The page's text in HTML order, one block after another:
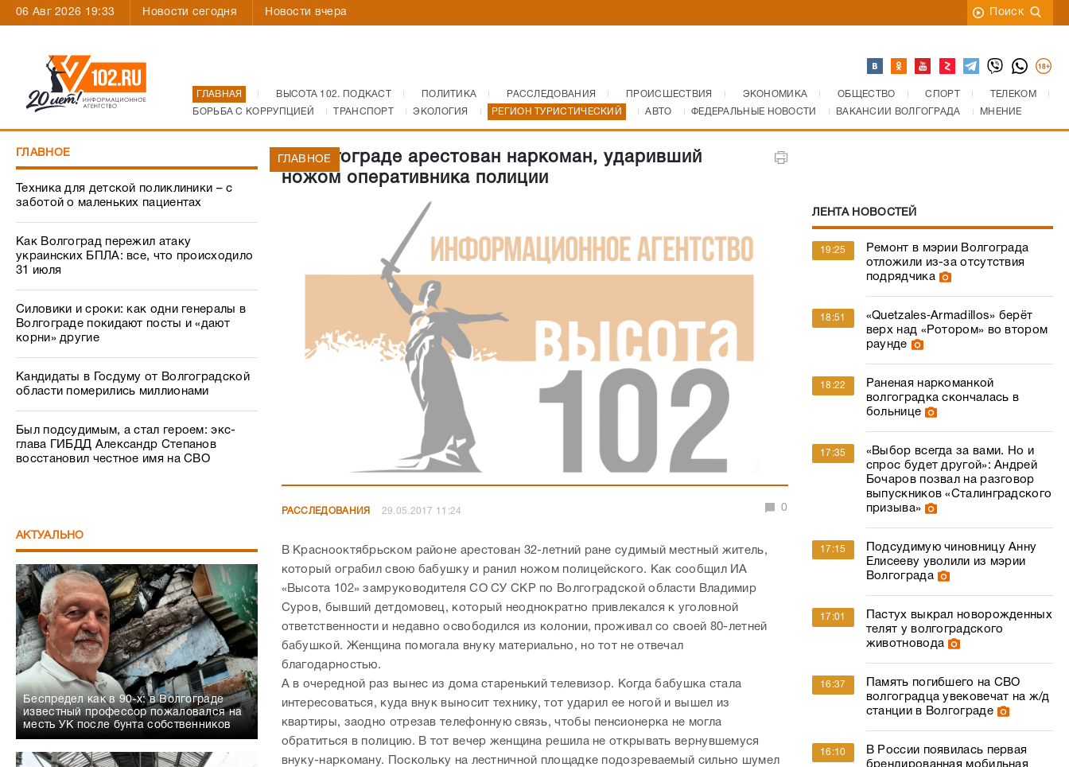
06 Авг 2026 19:33 Новости сегодня Новости вчера Поиск
ГЛАВНАЯ ВЫСОТА 102. ПОДКАСТ ПОЛИТИКА РАССЛЕДОВАНИЯ ПРОИСШЕСТВИЯ ЭКОНОМИКА ОБЩЕСТВО СПОРТ
ТЕЛЕКОМ
БОРЬБА С КОРРУПЦИЕЙ
ТРАНСПОРТ ЭКОЛОГИЯ РЕГИОН ТУРИСТИЧЕСКИЙ АВТО ФЕДЕРАЛЬНЫЕ НОВОСТИ ВАКАНСИИ ВОЛГОГРАДА МНЕНИЕ
ГЛАВНОЕ
Техника для детской поликлиники – с
заботой о маленьких пациентах
Как Волгоград пережил атаку
украинских БПЛА: все, что происходило
31 июля
Силовики и сроки: как одни генералы в
Волгограде покидают посты и «дают
корни» другие
Кандидаты в Госдуму от Волгоградской
области померились миллионами
Был подсудимым, а стал героем: экс-
глава ГИБДД Александр Степанов
восстановил честное имя на СВО
АКТУАЛЬНО
Беспредел как в 90-х: в Волгограде
известный профессор пожаловался на
месть УК после бунта собственников
В Волгограде арестован наркоман, ударивший
ножом оперативника полиции
ГЛАВНОЕ
РАССЛЕДОВАНИЯ 29.05.2017 11:24 0
В Краснооктябрьском районе арестован 32-летний ране судимый местный житель,
который ограбил свою бабушку и ранил ножом полицейского. Как сообщил ИА
«Высота 102» замруководителя СО СУ СКР по Волгоградской области Владимир
Суров, бывший детдомовец, который неоднократно привлекался к уголовной
ответственности и недавно освободился из колонии, проживал со своей 80-летней
бабушкой. Женщина помогала внуку материально, но тот не отвечал
благодарностью.
А в очередной раз вынес из дома старенький телевизор. Когда бабушка стала
интересоваться, куда внук выносит технику, тот ударил ее ногой и вышел из
квартиры, заодно отрезав телефонную связь, чтобы пенсионерка не могла
обратиться в полицию. В тот вечер женщина решила не открывать вернувшемуся
внуку-наркоману. Поскольку на лестничной площадке подозреваемый сильно шумел
ЛЕНТА НОВОСТЕЙ
19:25
Ремонт в мэрии Волгограда
отложили из-за отсутствия
подрядчика
18:51
«Quetzales‑Armadillos» берёт
верх над «Ротором» во втором
раунде
18:22
Раненая наркоманкой
волгоградка скончалась в
больнице
17:35
«Выбор всегда за вами. Но и
спрос будет другой»: Андрей
Бочаров позвал на разговор
выпускников «Сталинградского
призыва»
17:15
Подсудимую чиновницу Анну
Елисееву уволили из мэрии
Волгограда
17:01
Пастух выкрал новорожденных
телят у волгоградского
животновода
16:37
Память погибшего на СВО
волгоградца увековечат на ж/д
станции в Волгограде
16:10
В России появилась первая
брендированная мобильная